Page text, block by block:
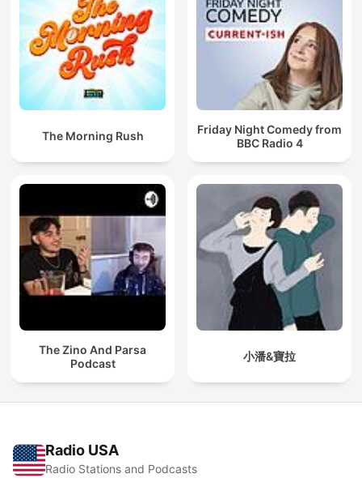
The Morning Rush
Friday Night Comedy from
BBC Radio 4
The Zino And Parsa
Podcast
小潘&寶拉
Radio USA
Radio Stations and Podcasts